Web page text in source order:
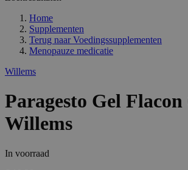
Home
Supplementen
Terug naar Voedingssupplementen
Menopauze medicatie
Willems
Paragesto Gel Flacon
Willems
In voorraad